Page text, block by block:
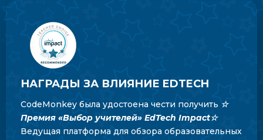
НАГРАДЫ ЗА ВЛИЯНИЕ EDTECH
CodeMonkey была удостоена чести получить ☆
Премия «Выбор учителей» EdTech Impact☆
Ведущая платформа для обзора образовательных